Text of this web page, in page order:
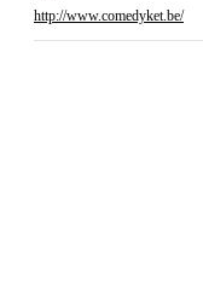
http://www.comedyket.be/